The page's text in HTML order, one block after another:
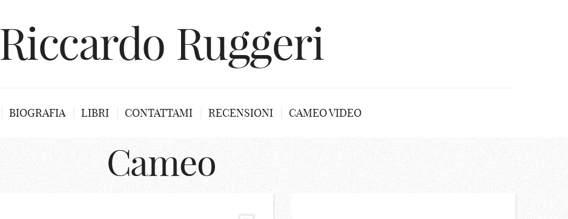
Riccardo Ruggeri
BIOGRAFIA LIBRI CONTATTAMI RECENSIONI CAMEO VIDEO
Cameo